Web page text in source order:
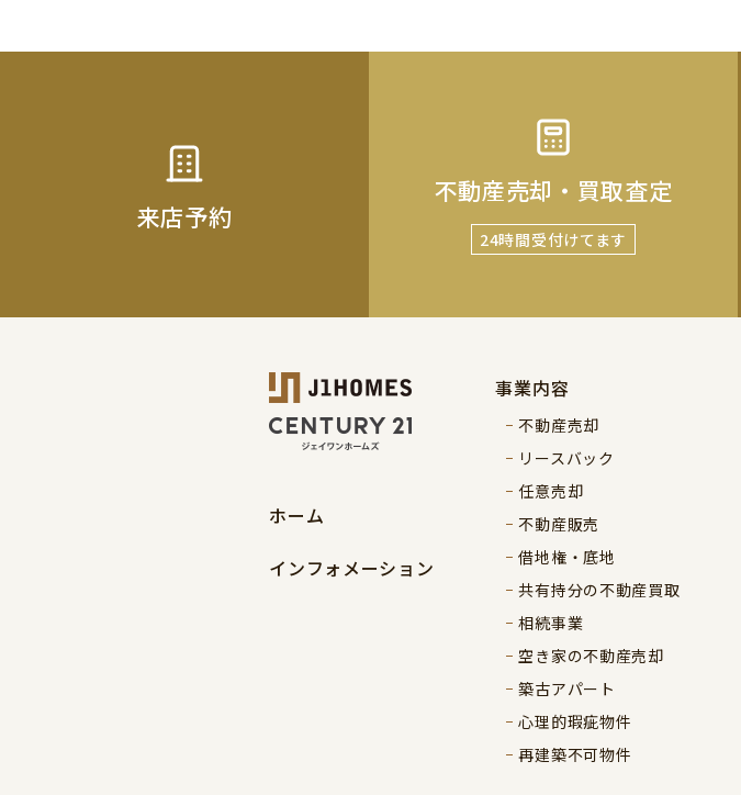
来店予約
不動産売却・買取査定
24時間受付けてます
ホーム
インフォメーション
事業内容
不動産売却
リースバック
任意売却
不動産販売
借地権・底地
共有持分の不動産買取
相続事業
空き家の不動産売却
築古アパート
心理的瑕疵物件
再建築不可物件